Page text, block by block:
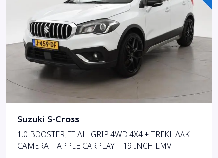
Suzuki S-Cross
1.0 BOOSTERJET ALLGRIP 4WD 4X4 + TREKHAAK |
CAMERA | APPLE CARPLAY | 19 INCH LMV